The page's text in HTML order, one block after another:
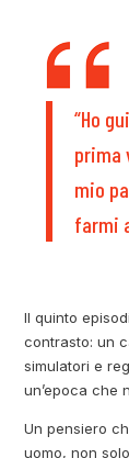
“Ho
prima
mio
farmi
Il quinto
contrasto: un
simulatori e
un’epoca che
Un pensiero
uomo, non